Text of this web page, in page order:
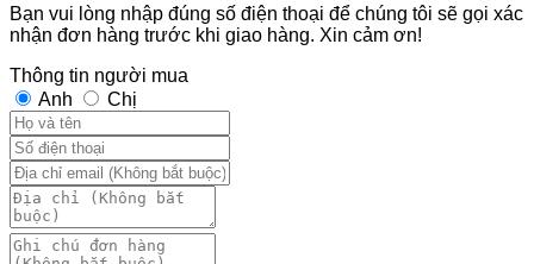
Bạn vui lòng nhập đúng số điện thoại để chúng tôi sẽ gọi xác
nhận đơn hàng trước khi giao hàng. Xin cảm ơn!
Thông tin người mua
Anh
Chị